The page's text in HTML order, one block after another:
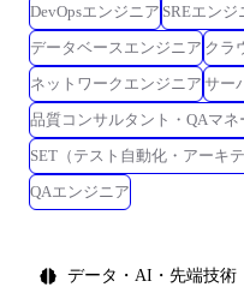
DevOpsエンジニア SREエンジ
データベースエンジニア クラ
ネットワークエンジニア サー
品質コンサルタント・QAマネ
SET（テスト自動化・アーキテ
QAエンジニア
データ・AI・先端技術